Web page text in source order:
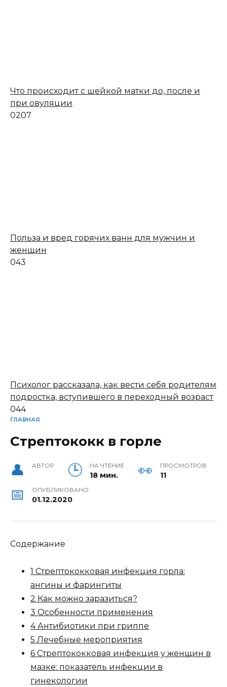
ГЛАВНАЯ
Стрептококк в горле
АВТОР НА ЧТЕНИЕ
18 мин.
ПРОСМОТРОВ
11
ОПУБЛИКОВАНО
01.12.2020
Содержание
1 Стрептококковая инфекция горла:
ангины и фарингиты
2 Как можно заразиться?
3 Особенности применения
4 Антибиотики при гриппе
5 Лечебные мероприятия
6 Стрептококковая инфекция у женщин в
мазке: показатель инфекции в
гинекологии
Что происходит с шейкой матки до, после и
при овуляции
0207
Польза и вред горячих ванн для мужчин и
женщин
043
Психолог рассказала, как вести себя родителям
подростка, вступившего в переходный возраст
044